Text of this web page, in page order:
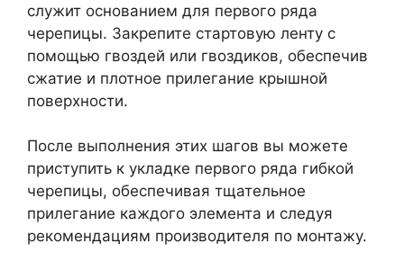
служит основанием для первого ряда
черепицы. Закрепите стартовую ленту с
помощью гвоздей или гвоздиков, обеспечив
сжатие и плотное прилегание крышной
поверхности.
После выполнения этих шагов вы можете
приступить к укладке первого ряда гибкой
черепицы, обеспечивая тщательное
прилегание каждого элемента и следуя
рекомендациям производителя по монтажу.